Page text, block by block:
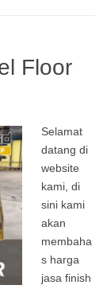
Floor
Selamat
datang di
website
kami, di
sini kami
akan
membaha
s harga
jasa finish